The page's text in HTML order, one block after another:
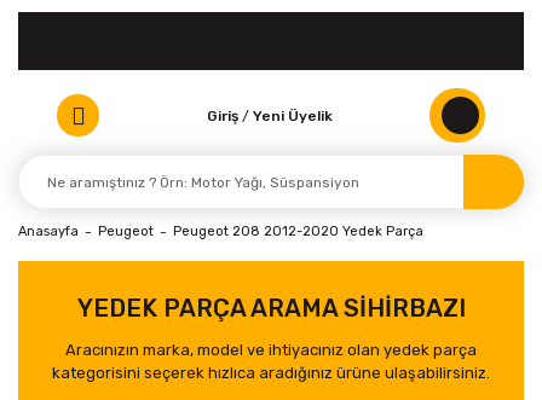
Giriş / Yeni Üyelik
Anasayfa Peugeot Peugeot 208 2012-2020 Yedek Parça
YEDEK PARÇA ARAMA SİHİRBAZI
Aracınızın marka, model ve ihtiyacınız olan yedek parça
kategorisini seçerek hızlıca aradığınız ürüne ulaşabilirsiniz.